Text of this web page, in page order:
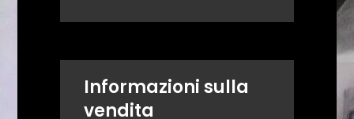
Informazioni sulla
vendita